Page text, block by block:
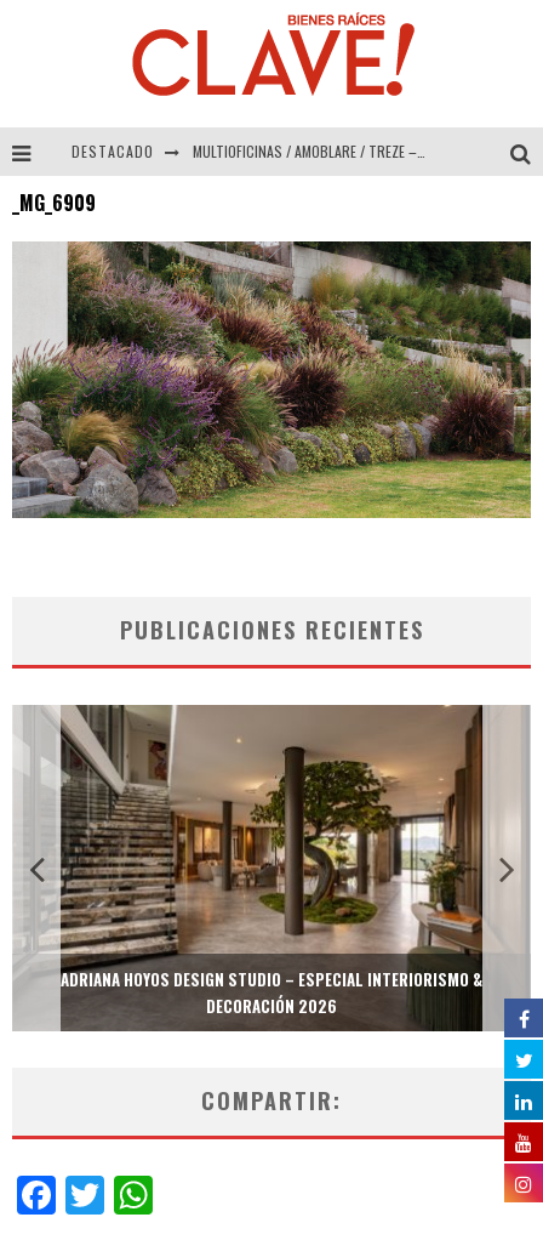
DESTACADO MULTIOFICINAS / AMOBLARE / TREZE – Especial Interiorismo & Decoración 2026
COLINEAL – Especial Interiorismo & Decoración 2026
ADRIANA HOYOS DESIGN STUDIO – Especial Interiorismo & Decoración 2026
_MG_6909
PUBLICACIONES RECIENTES
ADRIANA HOYOS DESIGN STUDIO – ESPECIAL INTERIORISMO &
DECORACIÓN 2026
COMPARTIR:
Facebook
Twitter